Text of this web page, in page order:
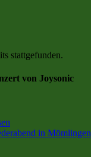
stattgefunden.
von Joysonic
in Mömlingen